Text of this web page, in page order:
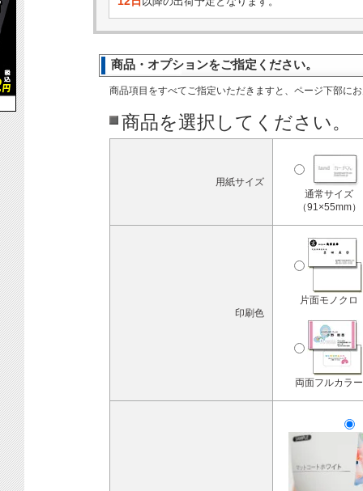
商品・オプションをご指定ください。
商品項目をすべてご指定いただきますと、ページ下部に
商品を選択してください。
用紙サイズ
通常サイズ
（91×55mm）
印刷色
片面モノクロ
両面フルカラー